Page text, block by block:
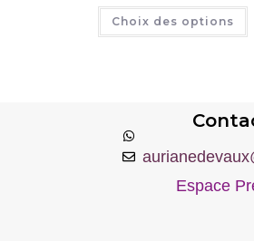
Choix des options
Espace